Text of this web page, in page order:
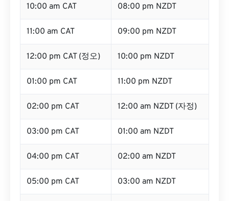
10:00 am CAT 08:00 pm NZDT
11:00 am CAT 09:00 pm NZDT
12:00 pm CAT (정오) 10:00 pm NZDT
01:00 pm CAT 11:00 pm NZDT
02:00 pm CAT 12:00 am NZDT (자정)
03:00 pm CAT 01:00 am NZDT
04:00 pm CAT 02:00 am NZDT
05:00 pm CAT 03:00 am NZDT